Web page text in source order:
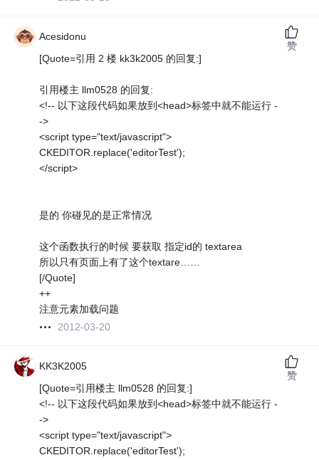
Acesidonu
[Quote=引用 2 楼 kk3k2005 的回复:]
引用楼主 llm0528 的回复:
<!-- 以下这段代码如果放到<head>标签中就不能运行 -
->
<script type="text/javascript">
CKEDITOR.replace('editorTest');
</script>
是的 你碰见的是正常情况
这个函数执行的时候 要获取 指定id的 textarea
所以只有页面上有了这个textare……
[/Quote]
++
注意元素加载问题
2012-03-20
赞
KK3K2005
[Quote=引用楼主 llm0528 的回复:]
<!-- 以下这段代码如果放到<head>标签中就不能运行 -
->
<script type="text/javascript">
CKEDITOR.replace('editorTest');
赞